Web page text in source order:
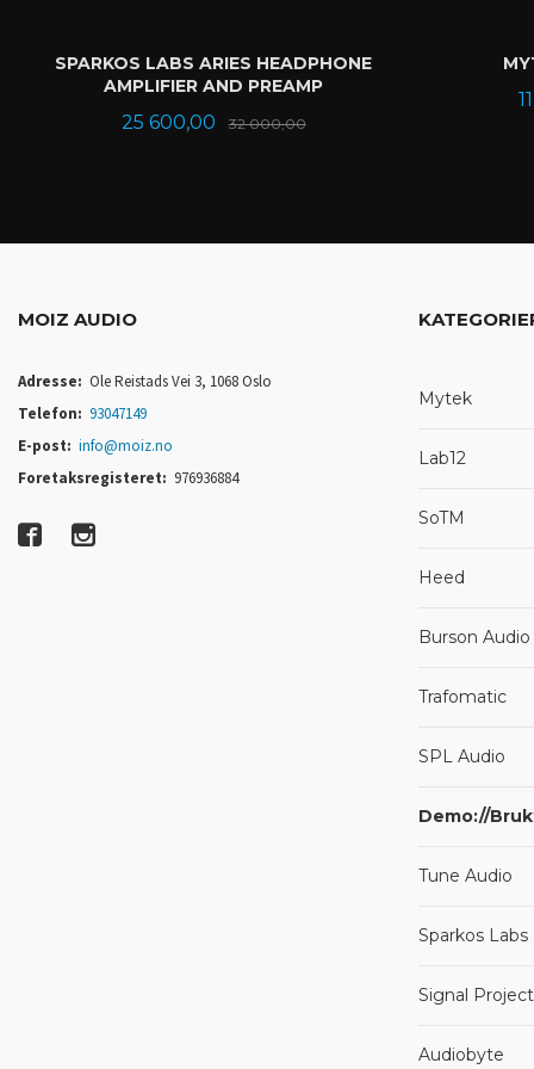
SPARKOS LABS ARIES HEADPHONE
AMPLIFIER AND PREAMP
Tilbud
25 600,00 32 000,00Rabatt
MOIZ AUDIO
Adresse: Ole Reistads Vei 3, 1068 Oslo
Telefon: 93047149
E-post: info@moiz.no
Foretaksregisteret: 976936884
Mytek
Lab12
SoTM
Heed
Burson Audio
Trafomatic
SPL Audio
Demo://
Tune Audio
Sparkos Labs
Signal
Audiobyte